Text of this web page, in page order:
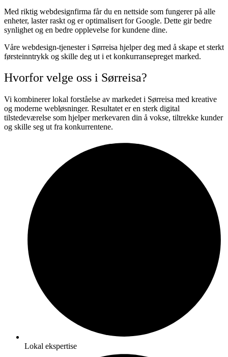
Med riktig webdesignfirma får du en nettside som fungerer på alle
enheter, laster raskt og er optimalisert for Google. Dette gir bedre
synlighet og en bedre opplevelse for kundene dine.
Våre webdesign-tjenester i Sørreisa hjelper deg med å skape et sterkt
førsteinntrykk og skille deg ut i et konkurransepreget marked.
Hvorfor velge oss i Sørreisa?
Vi kombinerer lokal forståelse av markedet i Sørreisa med kreative
og moderne webløsninger. Resultatet er en sterk digital
tilstedeværelse som hjelper merkevaren din å vokse, tiltrekke kunder
og skille seg ut fra konkurrentene.
Lokal ekspertise